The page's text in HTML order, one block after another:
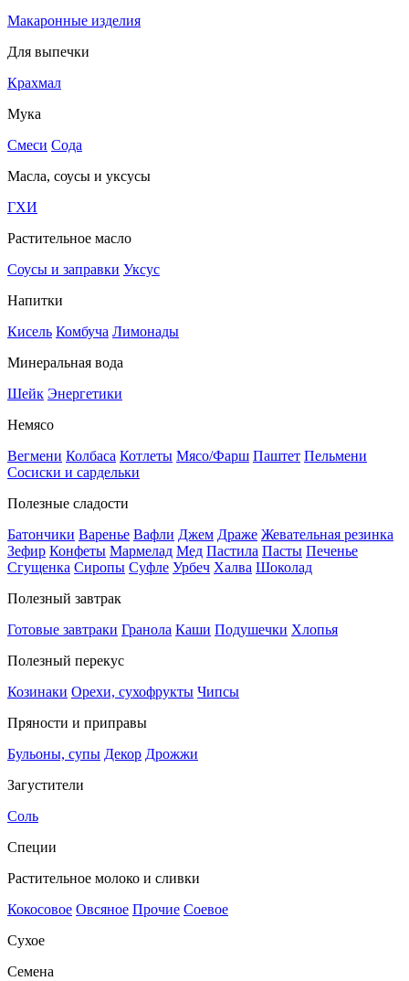
Макаронные изделия
Для выпечки
Крахмал
Мука
Смеси Сода
Масла, соусы и уксусы
ГХИ
Растительное масло
Соусы и заправки Уксус
Напитки
Кисель Комбуча Лимонады
Минеральная вода
Шейк Энергетики
Немясо
Вегмени Колбаса Котлеты Мясо/Фарш Паштет Пельмени
Сосиски и сардельки
Полезные сладости
Батончики Варенье Вафли Джем Драже Жевательная резинка
Зефир Конфеты Мармелад Мед Пастила Пасты Печенье
Сгущенка Сиропы Суфле Урбеч Халва Шоколад
Полезный завтрак
Готовые завтраки Гранола Каши Подушечки Хлопья
Полезный перекус
Козинаки Орехи, сухофрукты Чипсы
Пряности и приправы
Бульоны, супы Декор Дрожжи
Загустители
Соль
Специи
Растительное молоко и сливки
Кокосовое Овсяное Прочие Соевое
Сухое
Семена